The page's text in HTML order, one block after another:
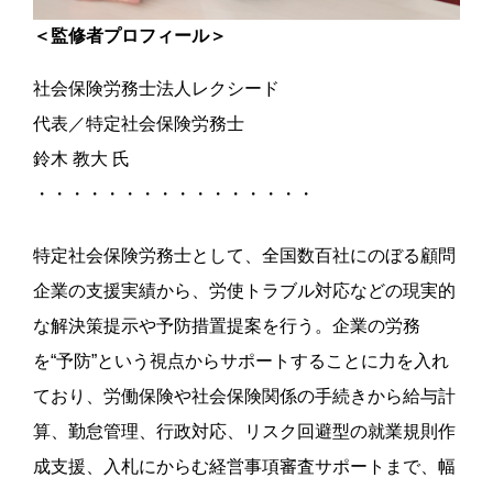
＜監修者プロフィール＞
社会保険労務士法人レクシード
代表／特定社会保険労務士
鈴木 教大 氏
・・・・・・・・・・・・・・・・
特定社会保険労務士として、全国数百社にのぼる顧問
企業の支援実績から、労使トラブル対応などの現実的
な解決策提示や予防措置提案を行う。企業の労務
を“予防”という視点からサポートすることに力を入れ
ており、労働保険や社会保険関係の手続きから給与計
算、勤怠管理、行政対応、リスク回避型の就業規則作
成支援、入札にからむ経営事項審査サポートまで、幅